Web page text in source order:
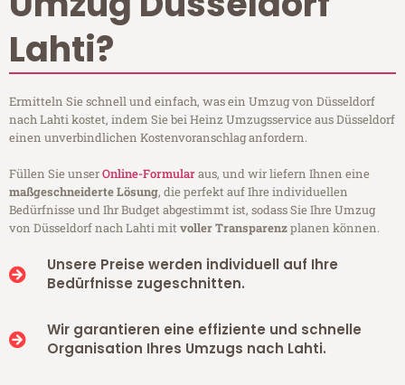
Lahti?
Ermitteln Sie schnell und einfach, was ein Umzug von Düsseldorf
nach Lahti kostet, indem Sie bei Heinz Umzugsservice aus Düsseldorf
einen unverbindlichen Kostenvoranschlag anfordern.
Füllen Sie unserOnline-Formularaus, und wir liefern Ihnen eine
maßgeschneiderte Lösung, die perfekt auf Ihre individuellen
Bedürfnisse und Ihr Budget abgestimmt ist, sodass Sie Ihre Umzug
von Düsseldorf nach Lahti mitvoller Transparenzplanen können.
Unsere Preise werden individuell auf Ihre
Bedürfnisse zugeschnitten.
Wir garantieren eine effiziente und schnelle
Organisation Ihres Umzugs nach Lahti.